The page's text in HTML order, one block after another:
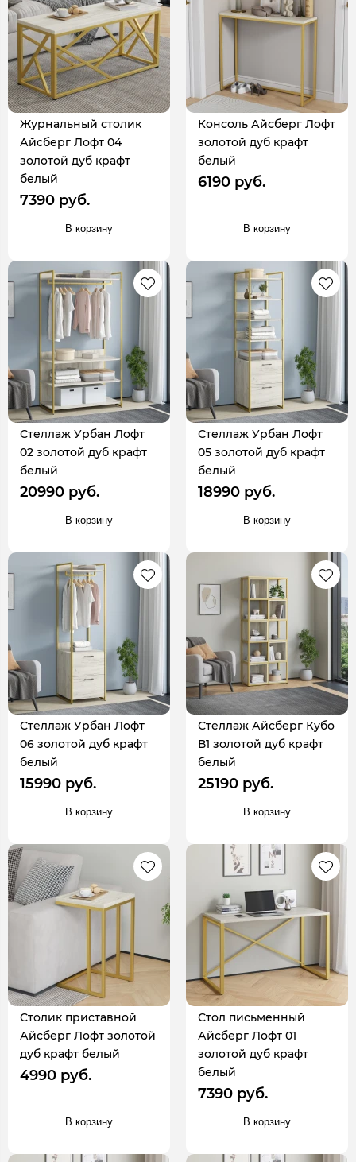
Журнальный столик
Айсберг Лофт 04
золотой дуб крафт
белый
7390 руб.
В корзину
Консоль Айсберг Лофт
золотой дуб крафт
белый
6190 руб.
В корзину
Стеллаж Урбан Лофт
02 золотой дуб крафт
белый
20990 руб.
В корзину
Стеллаж Урбан Лофт
05 золотой дуб крафт
белый
18990 руб.
В корзину
Стеллаж Урбан Лофт
06 золотой дуб крафт
белый
15990 руб.
В корзину
Стеллаж Айсберг Кубо
В1 золотой дуб крафт
белый
25190 руб.
В корзину
Столик приставной
Айсберг Лофт золотой
дуб крафт белый
4990 руб.
В корзину
Стол письменный
Айсберг Лофт 01
золотой дуб крафт
белый
7390 руб.
В корзину